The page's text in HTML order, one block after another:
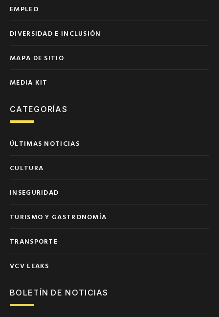
EMPLEO
DIVERSIDAD E INCLUSIÓN
MAPA DE SITIO
MEDIA KIT
CATEGORÍAS
ÚLTIMAS NOTICIAS
CULTURA
INSEGURIDAD
TURISMO Y GASTRONOMÍA
TRANSPORTE
VCV LEAKS
BOLETÍN DE NOTICIAS